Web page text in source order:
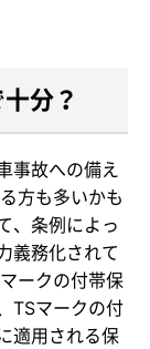
分？
事故への備え
方も多いかも
、条例によっ
義務化されて
ークの付帯保
TSマークの付
適用される保